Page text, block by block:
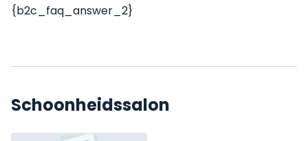
{b2c_faq_answer_2}
Schoonheidssalon